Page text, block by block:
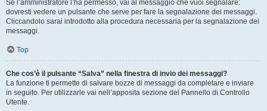
Se l’amministratore l’ha permesso, vai al messaggio che vuoi segnalare:
dovresti vedere un pulsante che serve per fare la segnalazione dei messaggi.
Cliccandolo sarai introdotto alla procedura necessaria per la segnalazione dei
messaggi.
Top
Che cos’è il pulsante “Salva” nella finestra di invio dei messaggi?
La funzione ti permette di salvare bozze di messaggi da completare e inviare
in seguito. Per utilizzarle vai nell’apposita sezione del Pannello di Controllo
Utente.